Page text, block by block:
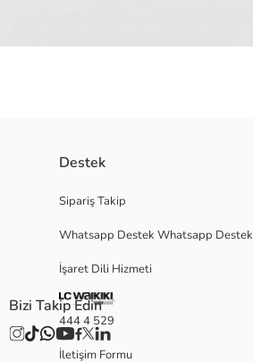
Marka:
Cinsiyet:
Kalıp:
Destek
Sipariş Takip
Whatsapp Destek Whatsapp Destek
İşaret Dili Hizmeti
444 4 529
İletişim Formu
Bizi Takip Edin